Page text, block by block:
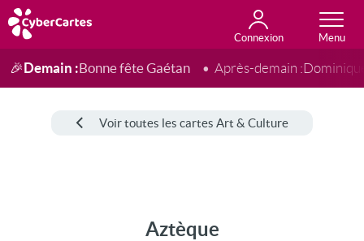
Connexion
Anniversaire
Fête du jour
Amour
Amitié
Merci
Toutes les cartes
🎉Demain :Bonne fête Gaétan Après-demain :
Voir toutes les cartes Art & Culture
Aztèque